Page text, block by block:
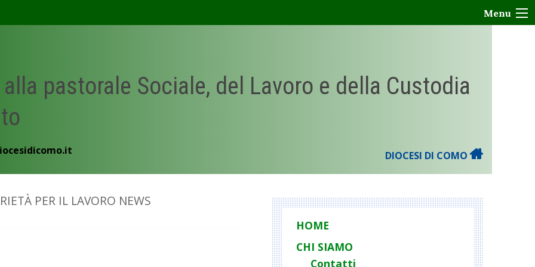
Menu
pastorale Sociale, del Lavoro e della Custodia
DIOCESI DI COMO
PER IL LAVORO NEWS
HOME
CHI SIAMO
Contatti